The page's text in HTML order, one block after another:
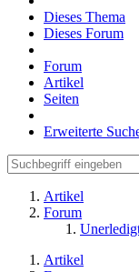
Dieses Thema
Dieses Forum
Forum
Artikel
Seiten
Erweiterte
Artikel
Forum
Artikel